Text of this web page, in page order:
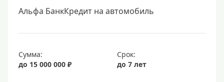
Альфа БанкКредит на автомобиль
Сумма:
до 15 000 000 ₽
Срок:
до 7 лет